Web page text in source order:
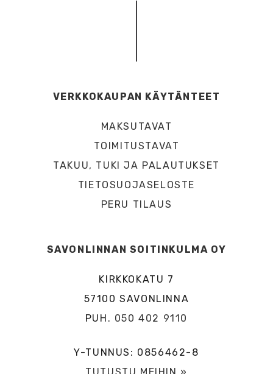
VERKKOKAUPAN KÄYTÄNTEET
MAKSUTAVAT
TOIMITUSTAVAT
TAKUU, TUKI JA PALAUTUKSET
TIETOSUOJASELOSTE
PERU TILAUS
SAVONLINNAN SOITINKULMA OY
KIRKKOKATU 7
57100 SAVONLINNA
PUH. 050 402 9110
Y-TUNNUS: 0856462-8